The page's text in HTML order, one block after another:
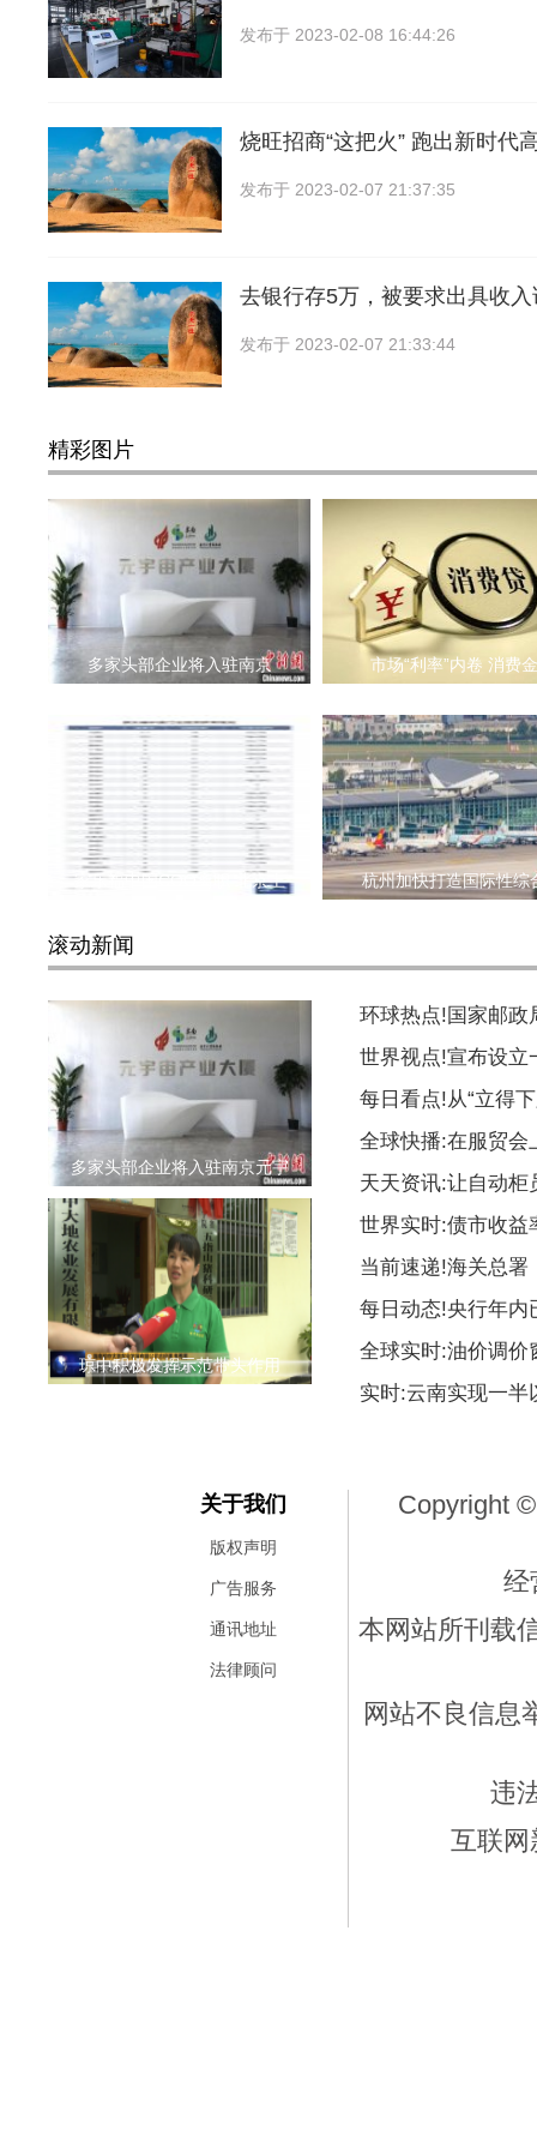
发布于 2023-02-08 16:44:26
烧旺招商“这把火” 跑出新时代
发布于 2023-02-07 21:37:35
去银行存5万，被要求出具收
发布于 2023-02-07 21:33:44
精彩图片
多家头部企业将入驻南京 市场“利率”内卷 消费金
家乐福中国COO离职 北京上 杭州加快打造国际性综
滚动新闻
多家头部企业将入驻南京元宇
琼中积极发挥示范带头作用
环球热点!国家邮政
世界视点!宣布设立
每日看点!从“立得
全球快播:在服贸会
天天资讯:让自动柜
世界实时:债市收益
当前速递!海关总署
每日动态!央行年内
全球实时:油价调价
实时:云南实现一半
关于我们
版权声明
广告服务
通讯地址
法律顾问
Copyright
经
本网站所刊载
网站不良信息
违
互联网